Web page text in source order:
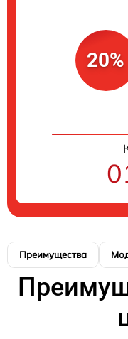
20%
Преимущества